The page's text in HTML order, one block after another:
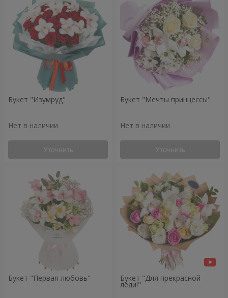
Букет "Изумруд"
Нет в наличии
Уточнить
Букет "Мечты принцессы"
Нет в наличии
Уточнить
Букет "Первая любовь" Букет "Для прекрасной
леди!"